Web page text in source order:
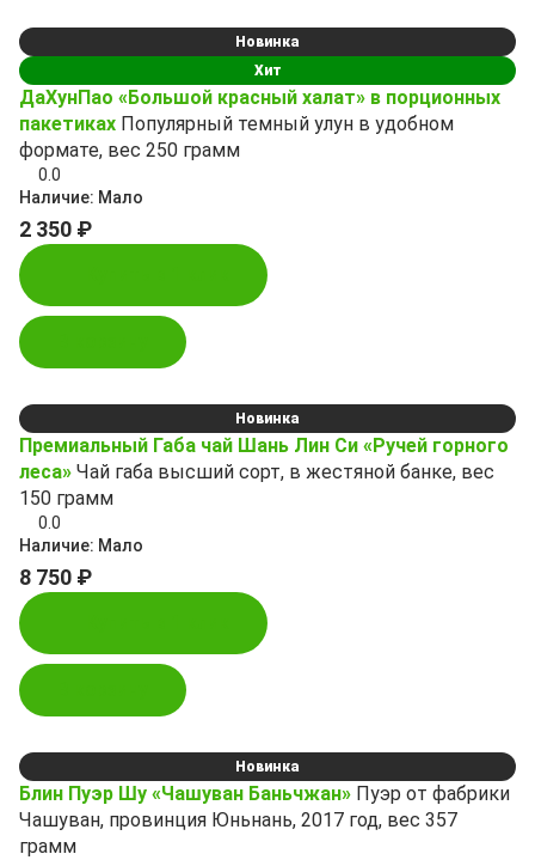
Новинка
Хит
ДаХунПао «Большой красный халат» в порционных
пакетиках Популярный темный улун в удобном
формате, вес 250 грамм
0.0
Наличие: Мало
2 350 ₽
Новинка
Премиальный Габа чай Шань Лин Си «Ручей горного
леса» Чай габа высший сорт, в жестяной банке, вес
150 грамм
0.0
Наличие: Мало
8 750 ₽
Новинка
Блин Пуэр Шу «Чашуван Баньчжан» Пуэр от фабрики
Чашуван, провинция Юньнань, 2017 год, вес 357
грамм